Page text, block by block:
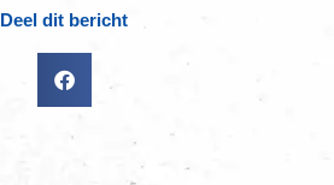
Deel dit bericht